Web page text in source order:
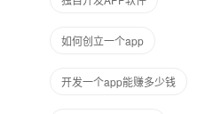
如何创立一个app
开发一个app能赚多少钱